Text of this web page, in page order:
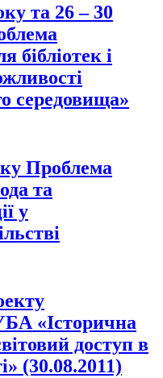
та 26 – 30
бібліотек і
середовища»
Проблема
та
у
«Історична
доступ в
(30.08.2011)